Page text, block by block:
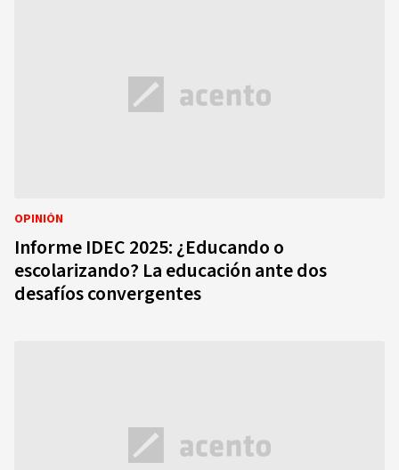
OPINIÓN
Informe IDEC 2025: ¿Educando o
escolarizando? La educación ante dos
desafíos convergentes